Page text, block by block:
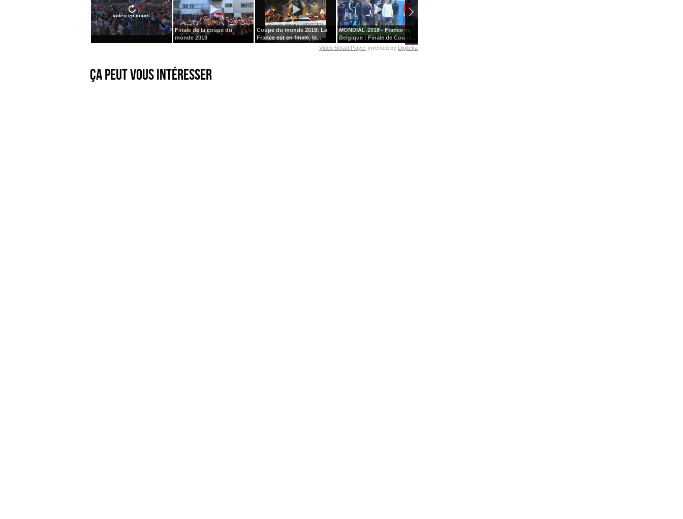
vidéo en cours
Finale de la coupe du
monde 2018
Coupe du monde 2018: La
France est en finale, la...
MONDIAL-2018 - France vs
Belgique : Finale de Coupe...
Video Smart Player invented by Digiteka
Ça peut vous intéresser